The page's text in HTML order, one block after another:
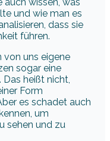
auch wissen, was
und wie man es
dass sie
führen.
von uns eigene
sogar eine
heißt nicht,
Form
es schadet auch
um
sehen und zu